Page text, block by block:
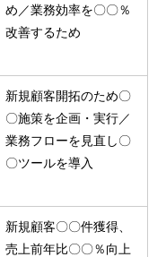
め／業務効率を〇〇％
改善するため
新規顧客開拓のため〇
〇施策を企画・実行／
業務フローを見直し〇
〇ツールを導入
新規顧客〇〇件獲得、
売上前年比〇〇％向上